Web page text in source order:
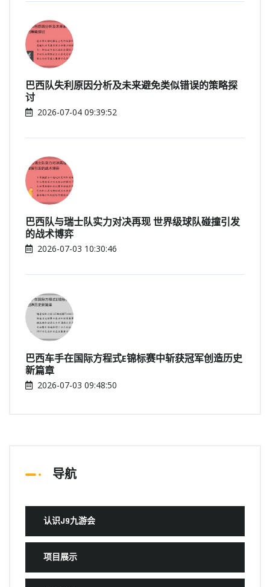
巴西队失利原因分析及未来避免类似错误的策略探
讨
2026-07-04 09:39:52
巴西队与瑞士队实力对决再现 世界级球队碰撞引发
的战术博弈
2026-07-03 10:30:46
巴西车手在国际方程式E锦标赛中斩获冠军创造历史
新篇章
2026-07-03 09:48:50
导航
认识J9九游会
项目展示